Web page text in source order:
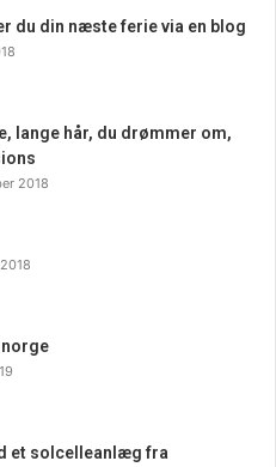
brand, der skiller sig ud og
en virkelig kompetent og
deres ekspertise og
de hjælpe din virksomhed
større succes end
du på? Kontakt Nui Agency
dig!
du din næste ferie via en blog
lange hår, du drømmer om,
2018
et solcelleanlæg fra